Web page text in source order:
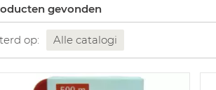
gevonden
op: Alle catalogi